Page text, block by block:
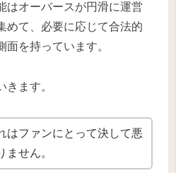
はオーバースが円滑に運営
めて、必要に応じて合法的
を持っています。
きます。
はファンにとって決して悪
ません。